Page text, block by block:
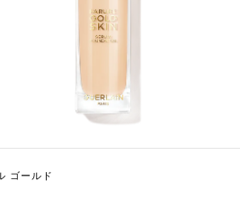
ゴールド